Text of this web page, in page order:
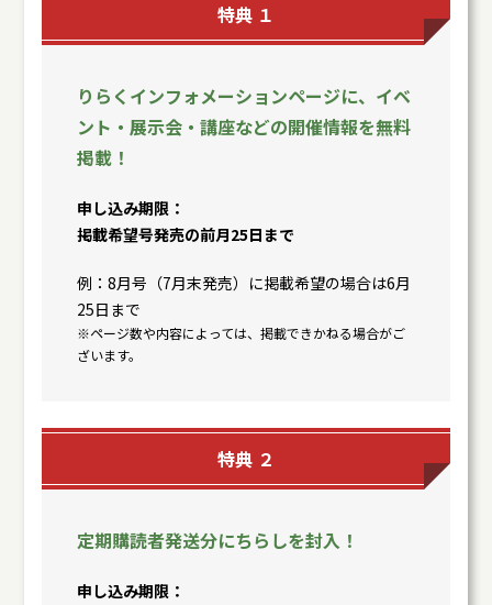
特典 １
りらくインフォメーションページに、イベ
ント・展示会・講座などの開催情報を無料
掲載！
申し込み期限
掲載希望号発売の前月25日まで
例：8月号（7月末発売）に掲載希望の場合は6月
25日まで
※ページ数や内容によっては、掲載できかねる場合がご
ざいます。
特典 ２
定期購読者発送分にちらしを封入！
申し込み期限